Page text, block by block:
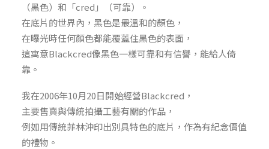
（黑色）和「cred」（可靠）。
在底片的世界內，黑色是最溫和的顏色，
在曝光時任何顏色都能覆蓋住黑色的表面，
這寓意Blackcred像黑色一樣可靠和有信譽，能給人倚
靠。
我在2006年10月20日開始經營Blackcred，
主要售賣與傳統拍攝工藝有關的作品，
例如用傳統菲林沖印出別具特色的底片，作為有紀念價值
的禮物。